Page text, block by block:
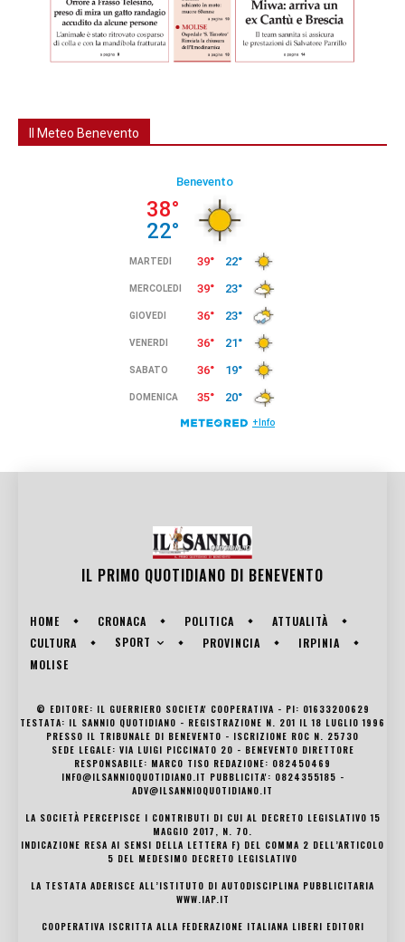
Il Meteo Benevento
IL PRIMO QUOTIDIANO DI BENEVENTO
HOME CRONACA POLITICA
ATTUALITÀ
CULTURA
SPORT PROVINCIA
IRPINIA
MOLISE
© EDITORE: IL GUERRIERO SOCIETA' COOPERATIVA - PI: 01633200629
TESTATA: IL SANNIO QUOTIDIANO - REGISTRAZIONE N. 201 IL 18 LUGLIO 1996
PRESSO IL TRIBUNALE DI BENEVENTO - ISCRIZIONE ROC N. 25730
SEDE LEGALE: VIA LUIGI PICCINATO 20 - BENEVENTO DIRETTORE
RESPONSABILE: MARCO TISO REDAZIONE: 082450469
INFO@ILSANNIOQUOTIDIANO.IT PUBBLICITA': 0824355185 -
ADV@ILSANNIOQUOTIDIANO.IT
LA SOCIETÀ PERCEPISCE I CONTRIBUTI DI CUI AL DECRETO LEGISLATIVO 15
MAGGIO 2017, N. 70.
INDICAZIONE RESA AI SENSI DELLA LETTERA F) DEL COMMA 2 DELL’ARTICOLO
5 DEL MEDESIMO DECRETO LEGISLATIVO
LA TESTATA ADERISCE ALL’ISTITUTO DI AUTODISCIPLINA PUBBLICITARIA
WWW.IAP.IT
COOPERATIVA ISCRITTA ALLA FEDERAZIONE ITALIANA LIBERI EDITORI